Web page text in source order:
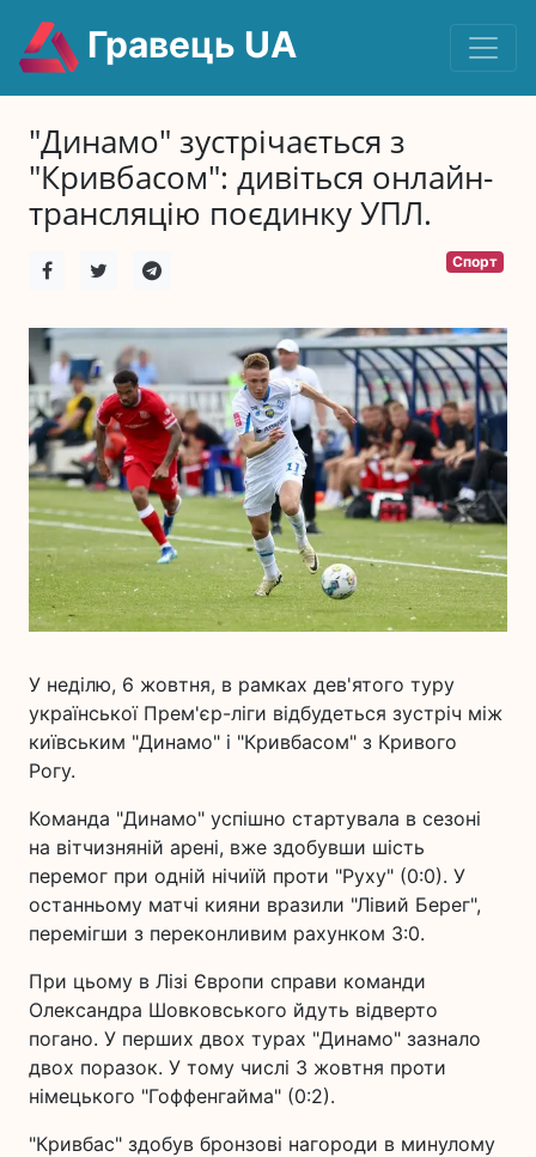
Гравець UA
"Динамо" зустрічається з
"Кривбасом": дивіться онлайн-
трансляцію поєдинку УПЛ.
Спорт
У неділю, 6 жовтня, в рамках дев'ятого туру
української Прем'єр-ліги відбудеться зустріч між
київським "Динамо" і "Кривбасом" з Кривого
Рогу.
Команда "Динамо" успішно стартувала в сезоні
на вітчизняній арені, вже здобувши шість
перемог при одній нічиїй проти "Руху" (0:0). У
останньому матчі кияни вразили "Лівий Берег",
перемігши з переконливим рахунком 3:0.
При цьому в Лізі Європи справи команди
Олександра Шовковського йдуть відверто
погано. У перших двох турах "Динамо" зазнало
двох поразок. У тому числі 3 жовтня проти
німецького "Гоффенгайма" (0:2).
"Кривбас" здобув бронзові нагороди в минулому